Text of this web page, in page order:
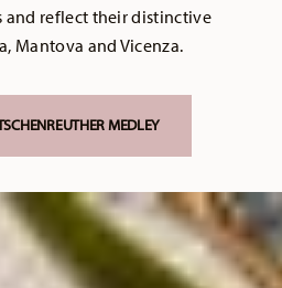
and reflect their distinctive
Mantova and Vicenza.
MEDLEY